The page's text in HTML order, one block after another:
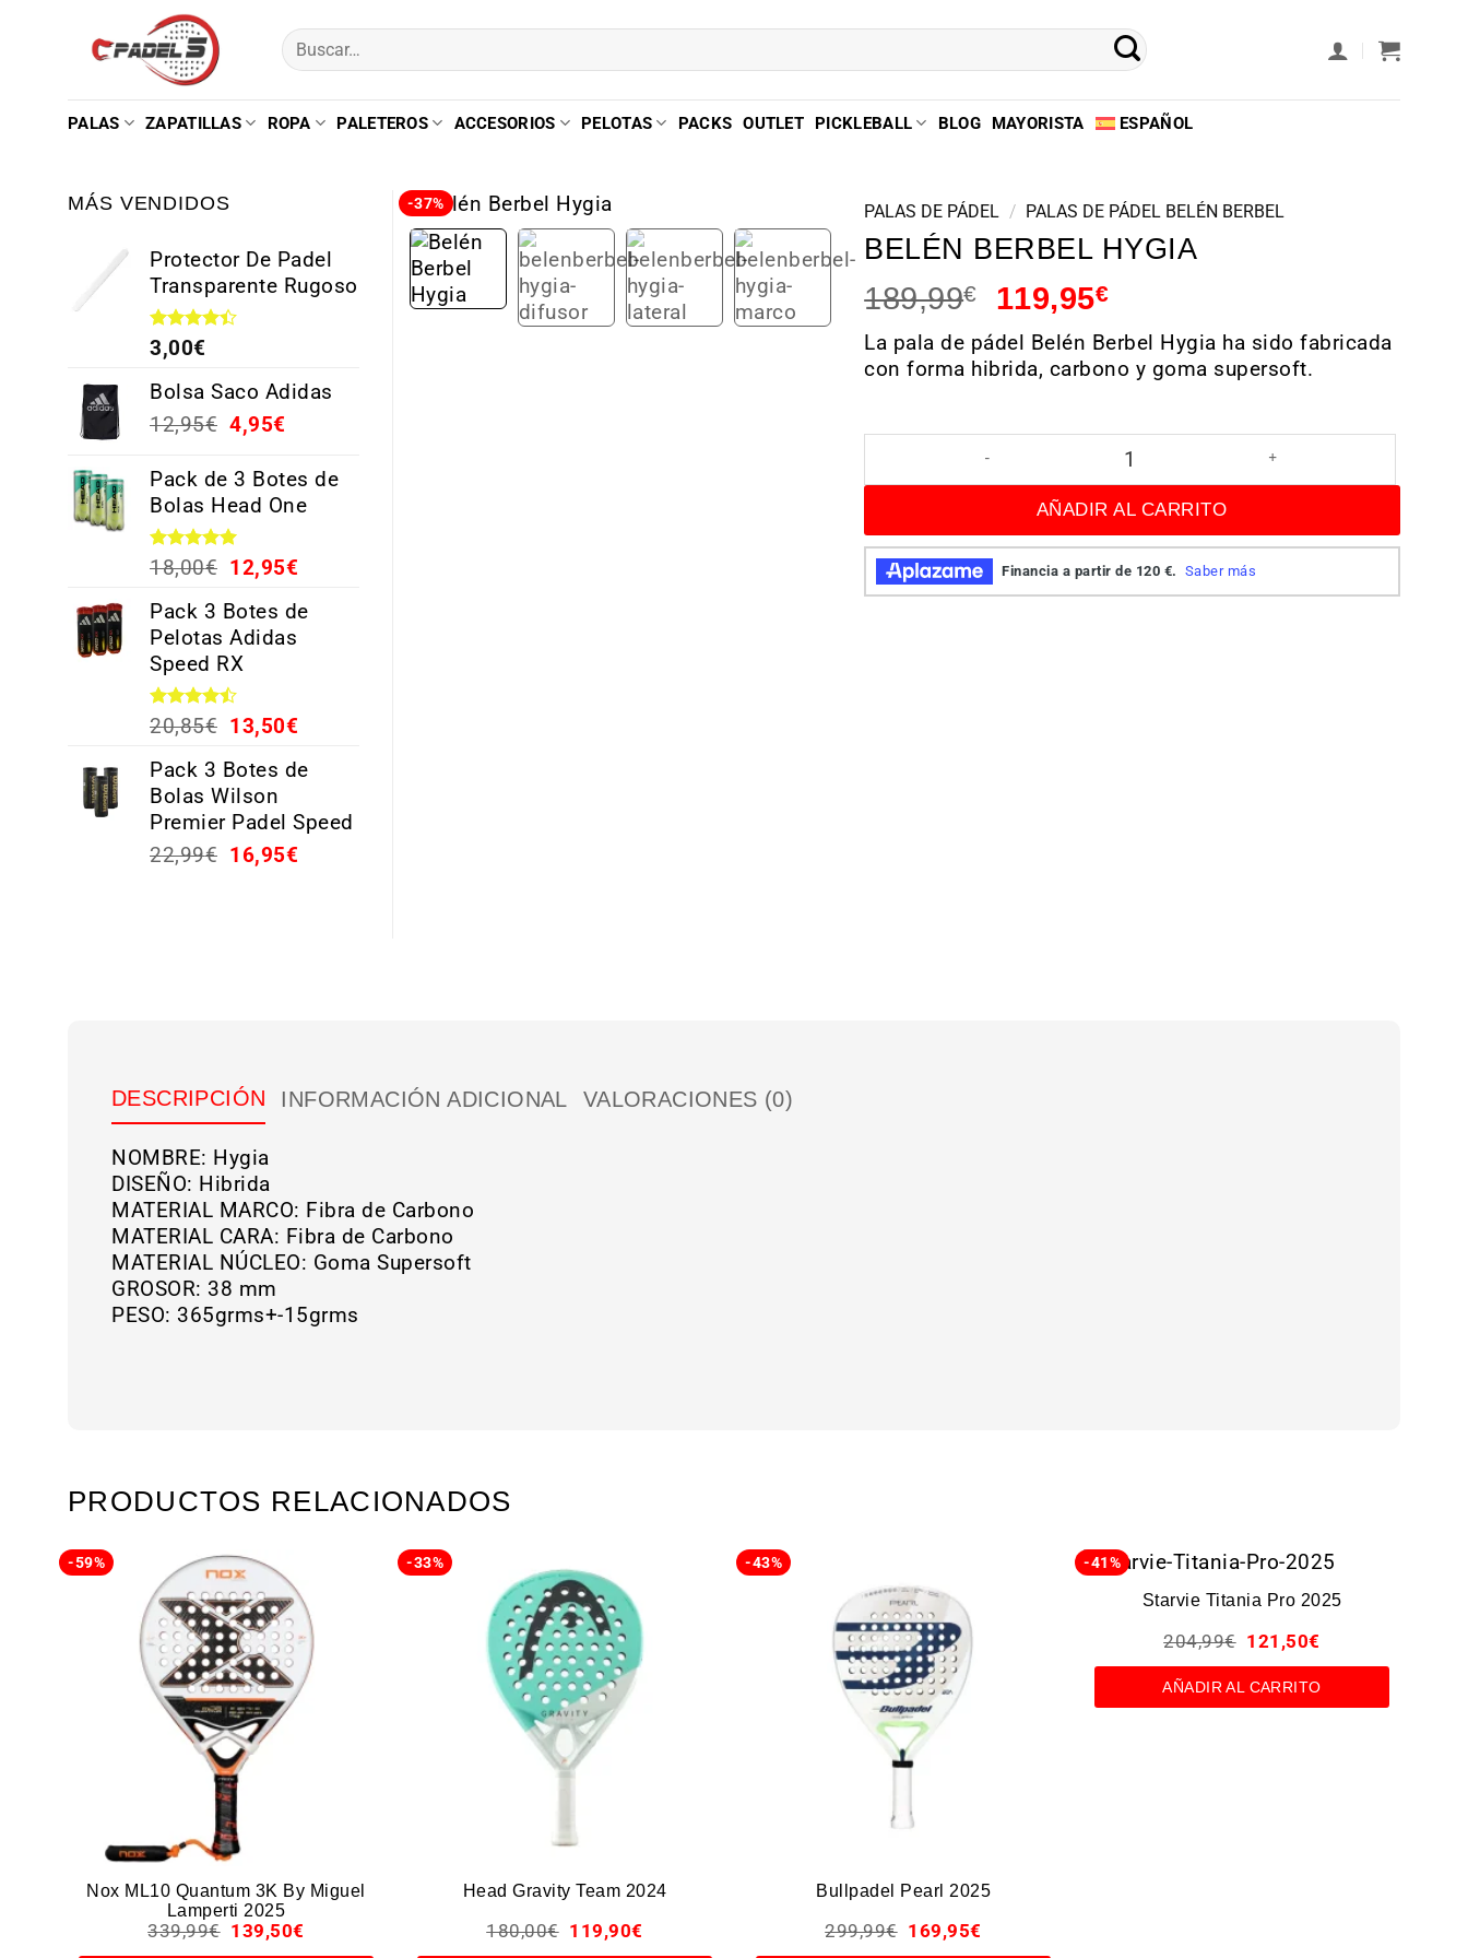
PALAS ZAPATILLAS ROPA PALETEROS ACCESORIOS PELOTAS PACKS OUTLET PICKLEBALL BLOG MAYORISTA ESPAÑOL
-37% PALAS DE PÁDEL / PALAS DE PÁDEL BELÉN BERBEL
BELÉN BERBEL HYGIA
189,99€ 119,95€
La pala de pádel Belén Berbel Hygia ha sido fabricada
con forma hibrida, carbono y goma supersoft.
AÑADIR AL CARRITO
MÁS VENDIDOS
Protector De Padel
Transparente Rugoso
Valorado
con 4.38
3,00€
Bolsa Saco Adidas
12,95€ 4,95€
Pack de 3 Botes de
Bolas Head One
Valorado
con 5.00
18,00€ 12,95€
Pack 3 Botes de
Pelotas Adidas
Speed RX
Valorado
con 4.44
20,85€ 13,50€
Pack 3 Botes de
Bolas Wilson
Premier Padel Speed
22,99€ 16,95€
DESCRIPCIÓN INFORMACIÓN ADICIONAL VALORACIONES (0)
NOMBRE: Hygia
DISEÑO: Hibrida
MATERIAL MARCO: Fibra de Carbono
MATERIAL CARA: Fibra de Carbono
MATERIAL NÚCLEO: Goma Supersoft
GROSOR: 38 mm
PESO: 365grms+-15grms
PRODUCTOS RELACIONADOS
-59%
Nox ML10 Quantum 3K By Miguel
Lamperti 2025
339,99€ 139,50€
-33%
Head Gravity Team 2024
180,00€ 119,90€
-43%
Bullpadel Pearl 2025
299,99€ 169,95€
-41%
Starvie Titania Pro 2025
204,99€ 121,50€
AÑADIR AL CARRITO